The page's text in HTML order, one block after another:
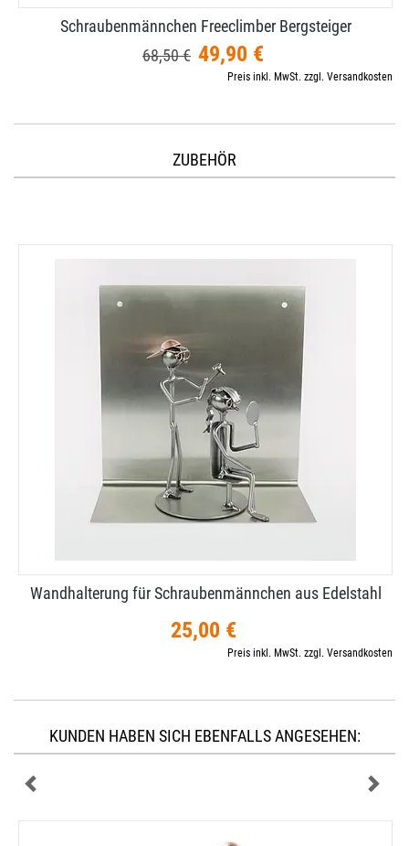
Schraubenmännchen Freeclimber Bergsteiger
68,50 € 49,90 €
Preis inkl. MwSt. zzgl. Versandkosten
ZUBEHÖR
Wandhalterung für Schraubenmännchen aus Edelstahl
25,00 €
Preis inkl. MwSt. zzgl. Versandkosten
KUNDEN HABEN SICH EBENFALLS ANGESEHEN: